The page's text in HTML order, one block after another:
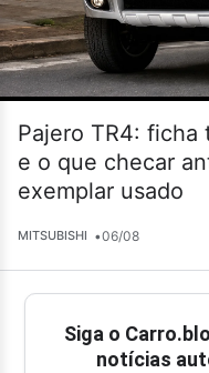
Pajero TR4: ficha
e o que checar
exemplar usado
MITSUBISHI •06/08
Siga o
notícias